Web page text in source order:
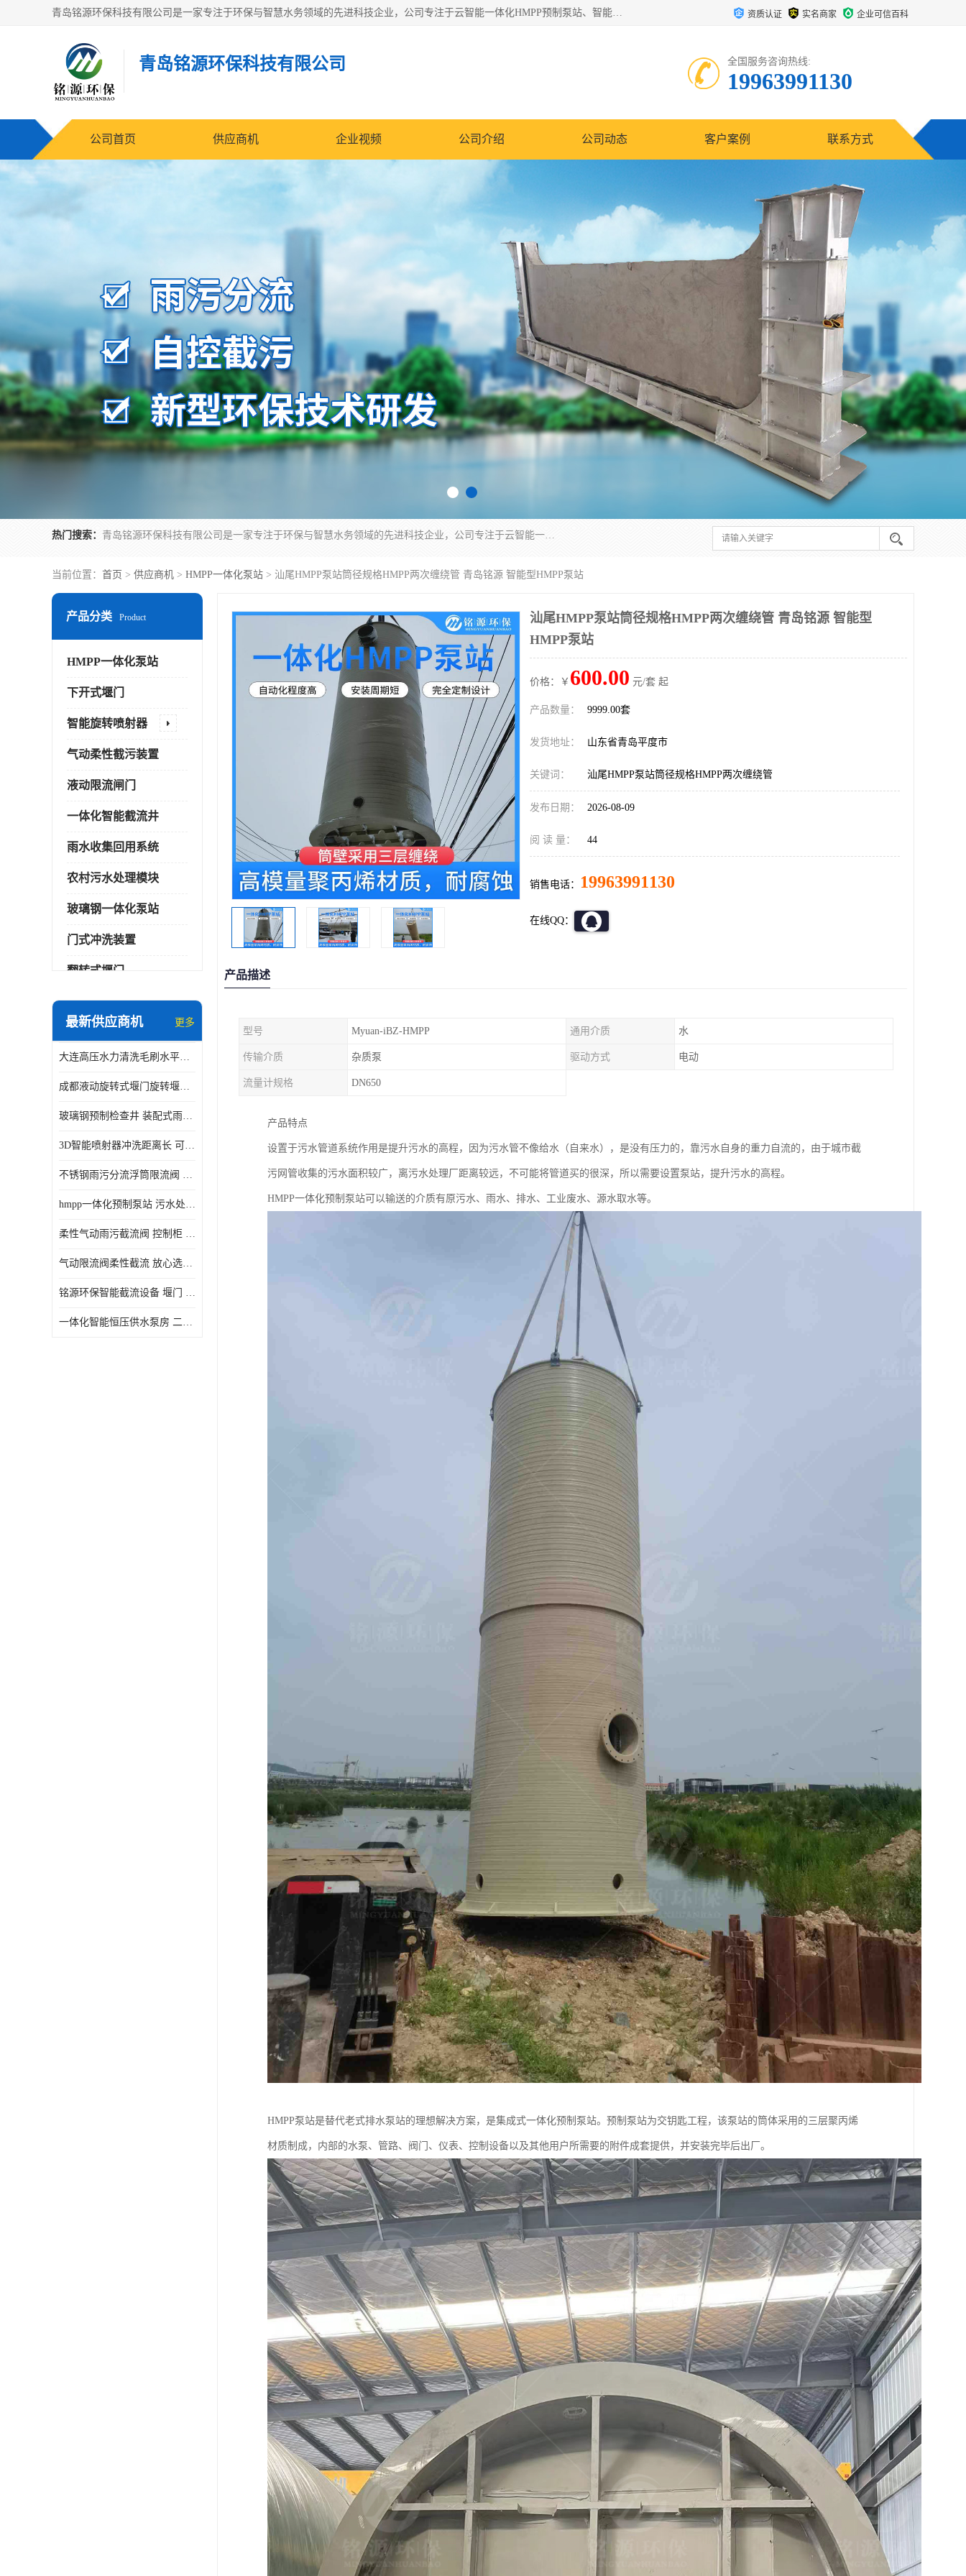
青岛铭源环保科技有限公司是一家专注于环保与智慧水务领域的先进科技企业，公司专注于云智能一体化HMPP预制泵站、智能截流井设备、调蓄池雨洪管理设备、水务循环利用、云智慧水务开发及新型环保技术研发等领域。 资质认证 实名商家 企业可信百科
青岛铭源环保科技有限公司 全国服务咨询热线:
19963991130
公司首页 供应商机 企业视频 公司介绍 公司动态 客户案例 联系方式
热门搜索： 青岛铭源环保科技有限公司是一家专注于环保与智慧水务领域的先进科技企业，公司专注于云智能一体化HMPP预制泵站、智能截流井设备、调蓄池雨洪管理设备、水务循环利用、云智慧水务开发及新型环保技术研发等领域。
当前位置： 首页 > 供应商机 > HMPP一体化泵站 > 汕尾HMPP泵站筒径规格HMPP两次缠绕管 青岛铭源 智能型HMPP泵站
产品分类 Product
HMPP一体化泵站
下开式堰门
智能旋转喷射器
气动柔性截污装置
液动限流闸门
一体化智能截流井
雨水收集回用系统
农村污水处理模块
玻璃钢一体化泵站
门式冲洗装置
翻转式堰门
智能一体化雨水泵站
智能一体化供水泵房
智能一体化净水设备
最新供应商机 更多
大连高压水力清洗毛刷水平自清洁滚刷 水力自动冲洗系统 水力清洗
成都液动旋转式堰门旋转堰门 自动控制 SUS304
玻璃钢预制检查井 装配式雨水污水井 初期弃流井 源头厂家
3D智能喷射器冲洗距离长 可270度旋转 高强度水压远距离喷洗
不锈钢雨污分流浮筒限流阀 DN150-DN1000 品质可信
hmpp一体化预制泵站 污水处理系统 乡镇学校市政排水 厂家供应
柔性气动雨污截流阀 控制柜 远程控制安全性高检修方便
气动限流阀柔性截流 放心选购 控源截污铭源环保
铭源环保智能截流设备 堰门 铸铁调节闸门作用 源头商家 可定制
一体化智能恒压供水泵房 二次加压供水设备户外智慧泵房
汕尾HMPP泵站筒径规格HMPP两次缠绕管 青岛铭源 智能型
HMPP泵站
价格：￥ 600.00 元/套 起
产品数量： 9999.00套
发货地址： 山东省青岛平度市
关键词： 汕尾HMPP泵站筒径规格HMPP两次缠绕管
发布日期： 2026-08-09
阅 读 量： 44
销售电话： 19963991130
在线QQ：
产品描述
型号 Myuan-iBZ-HMPP 通用介质 水
传输介质 杂质泵 驱动方式 电动
流量计规格 DN650
产品特点
设置于污水管道系统作用是提升污水的高程，因为污水管不像给水（自来水），是没有压力的，靠污水自身的重力自流的，由于城市截
污网管收集的污水面积较广，离污水处理厂距离较远，不可能将管道买的很深，所以需要设置泵站，提升污水的高程。
HMPP一体化预制泵站可以输送的介质有原污水、雨水、排水、工业废水、源水取水等。
HMPP泵站是替代老式排水泵站的理想解决方案，是集成式一体化预制泵站。预制泵站为交钥匙工程，该泵站的筒体采用的三层聚丙烯
材质制成，内部的水泵、管路、阀门、仪表、控制设备以及其他用户所需要的附件成套提供，并安装完毕后出厂。